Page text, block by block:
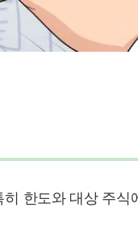
한도와 대상 주식